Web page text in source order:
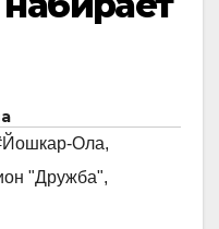
Ола,
"Дружба",